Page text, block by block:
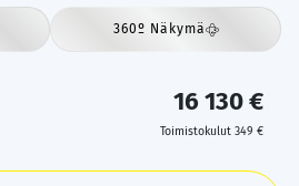
360º Näkymä
16 130 €
Toimistokulut 349 €